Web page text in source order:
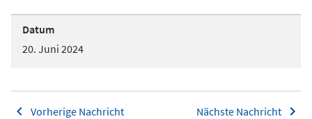
Datum
20. Juni 2024
Vorherige Nachricht Nächste Nachricht